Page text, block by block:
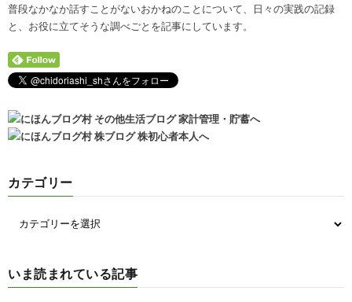
普段なかなか話すことがないおかねのことについて、日々の実践の記録
と、お役に立てそうな調べごとを記事にしています。
カテゴリー
いま読まれている記事